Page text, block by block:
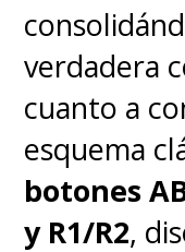
verdadera
cuanto a
esquema
botones
y R1/R2,